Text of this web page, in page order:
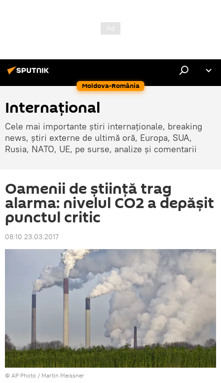
Moldova-România
Internaţional
Cele mai importante știri internaționale, breaking
news, știri externe de ultimă oră, Europa, SUA,
Rusia, NATO, UE, pe surse, analize și comentarii
Oamenii de știință trag
alarma: nivelul CO2 a depășit
punctul critic
08:10 23.03.2017
© AP Photo / Martin Meissner